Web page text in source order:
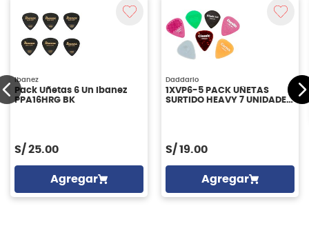
Ibanez
Pack Uñetas 6 Un Ibanez
PPA16HRG BK
S/ 25.00
Agregar
Daddario
1XVP6-5 PACK UÑETAS
SURTIDO HEAVY 7 UNIDADES
S/ 19.00
Agregar